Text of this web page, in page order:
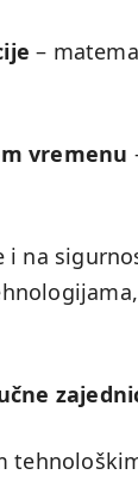
–
vremenu
i na